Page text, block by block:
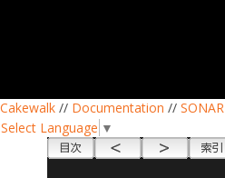
Cakewalk // Documentation // SONAR
Select Language ▼